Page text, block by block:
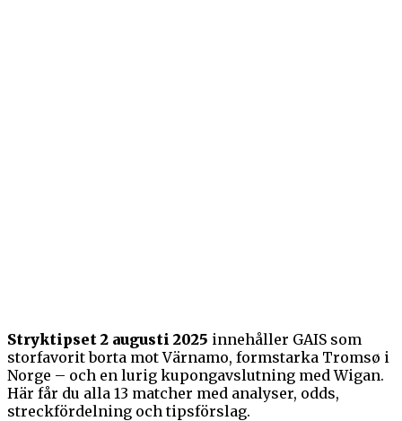
Stryktipset 2 augusti 2025 innehåller GAIS som
storfavorit borta mot Värnamo, formstarka Tromsø i
Norge – och en lurig kupongavslutning med Wigan.
Här får du alla 13 matcher med analyser, odds,
streckfördelning och tipsförslag.